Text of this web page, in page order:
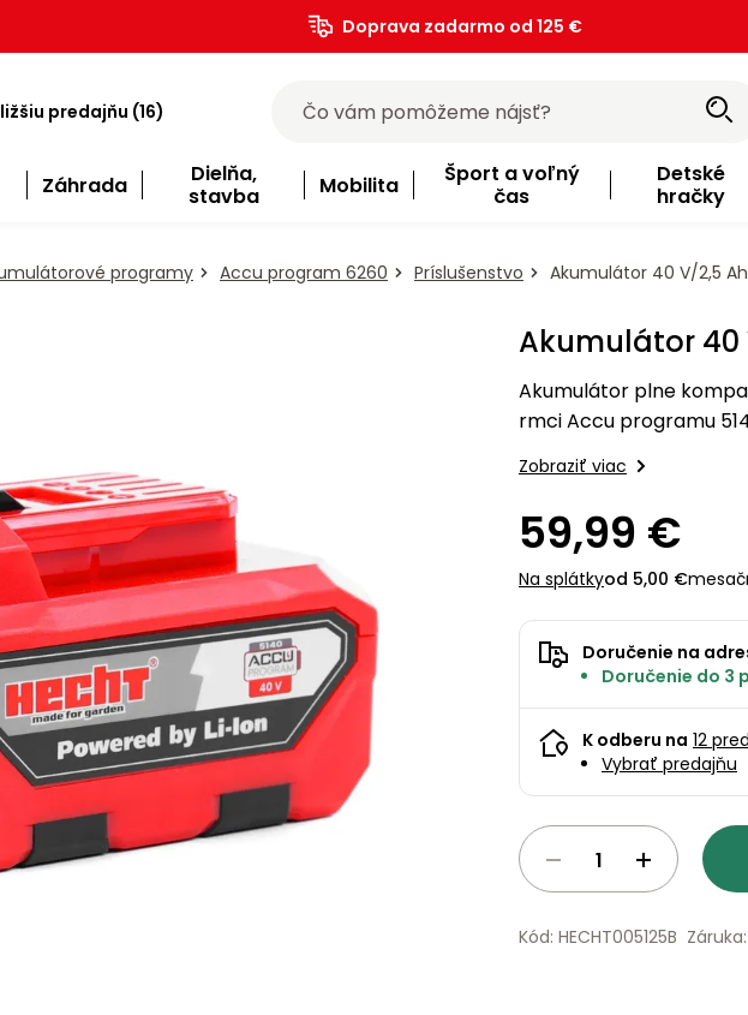
Doprava zadarmo od 125 €
predajňu (16)
Záhrada
Dielňa,
stavba
Mobilita
Šport a voľný
čas
Detské
hračky
programy Accu program 6260 Príslušenstvo Akumulátor 40 V/2,5 Ah
Akumulátor 40
Akumulátor plne
rmci Accu programu
Zobraziť viac
59,99 €
Na splátkyod 5,00 €
Doručenie na
Doručenie do 3
K odberu na 12
Vybrať predajňu
Kód: HECHT005125B